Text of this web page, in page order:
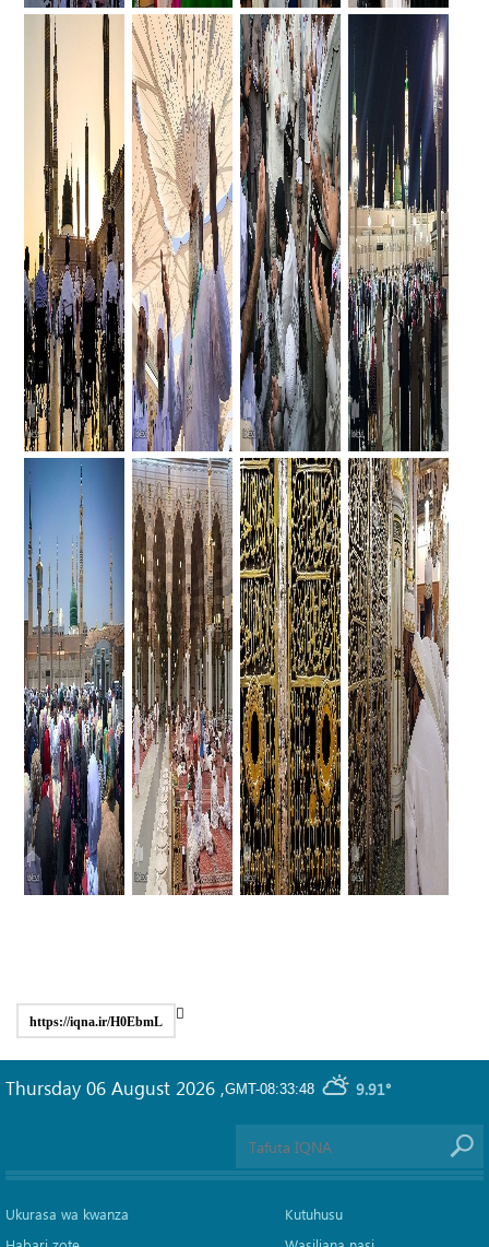
https://iqna.ir/H0EbmL
GMT-08:33:48 9.91°
Thursday 06 August 2026 ,
Ukurasa wa kwanza
Kutuhusu